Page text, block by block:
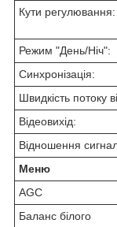
Кути регулювання:
Режим "День/Ніч":
Синхронізація:
Швидкість потоку
Відеовихід:
Відношення
Меню
AGC
Баланс білого